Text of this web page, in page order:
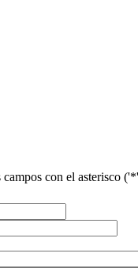
con el asterisco